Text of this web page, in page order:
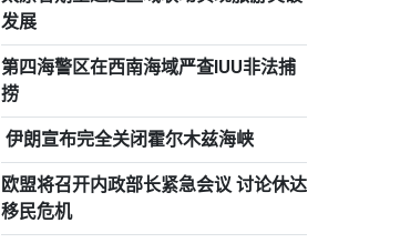
发展
第四海警区在西南海域严查IUU非法捕
捞
伊朗宣布完全关闭霍尔木兹海峡
欧盟将召开内政部长紧急会议 讨论休达
移民危机